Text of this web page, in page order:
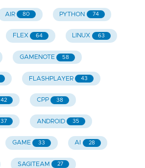
AIR 80 PYTHON 74
FLEX 64 LINUX 63
GAMENOTE 58
FLASHPLAYER 43
42 CPP 38
37 ANDROID 35
GAME 33 AI 28
SAGITEAM 27